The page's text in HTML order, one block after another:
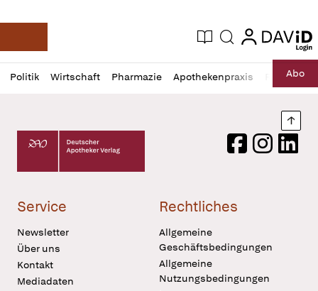
Deutsche Apotheker Zeitung
Aktuelle Ausgabe
Suche login
login
Politik Wirtschaft Pharmazie Apothekenpraxis RechtAbo
Profil
öffnen
Daz
Pur
Deutscher Apotheker Verlag Logo
FacebookInstagram
Service
Newsletter
Über uns
Kontakt
Mediadaten
Rechtliches
Allgemeine
Geschäftsbedingungen
Allgemeine
Nutzungsbedingungen